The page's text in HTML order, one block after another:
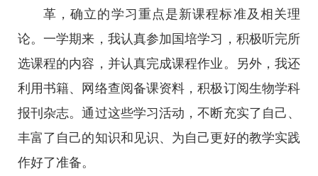
革，确立的学习重点是新课程标准及相关理
论。一学期来，我认真参加国培学习，积极听完所
选课程的内容，并认真完成课程作业。另外，我还
利用书籍、网络查阅备课资料，积极订阅生物学科
报刊杂志。通过这些学习活动，不断充实了自己、
丰富了自己的知识和见识、为自己更好的教学实践
作好了准备。